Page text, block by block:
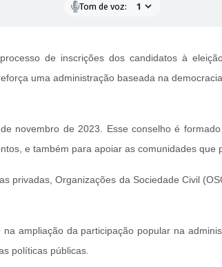
Tom de voz:
de inscrições dos candidatos à
uma administração baseada na
novembro de 2023. Esse conselho é
e também para apoiar as comunidades que
privadas, Organizações da Sociedade Civil
ampliação da participação popular na
políticas públicas.